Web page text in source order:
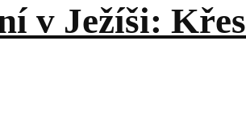
v Ježíši: